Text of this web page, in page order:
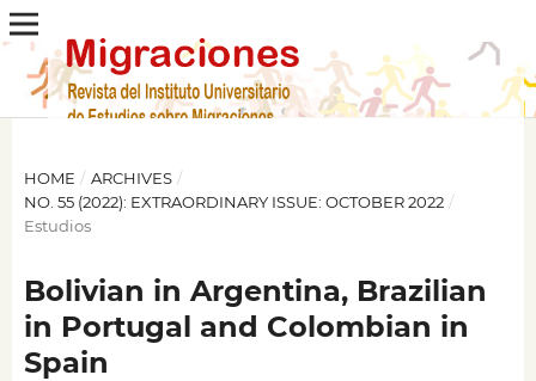
HOME / ARCHIVES /
NO. 55 (2022): EXTRAORDINARY ISSUE: OCTOBER 2022 /
Estudios
Bolivian in Argentina, Brazilian
in Portugal and Colombian in
Spain